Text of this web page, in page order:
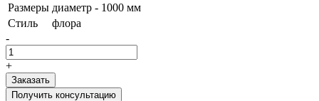
Размеры диаметр - 1000 мм
Стиль
флора
-
+
Получить консультацию